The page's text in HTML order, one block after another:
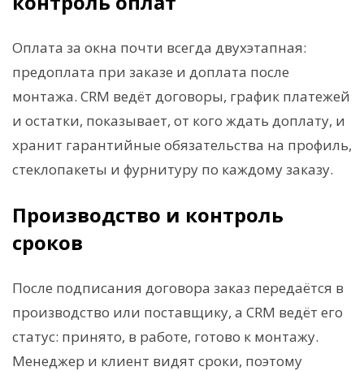
Оплата за окна почти всегда двухэтапная:
предоплата при заказе и доплата после
монтажа. CRM ведёт договоры, график платежей
и остатки, показывает, от кого ждать доплату, и
хранит гарантийные обязательства на профиль,
стеклопакеты и фурнитуру по каждому заказу.
Производство и контроль
сроков
После подписания договора заказ передаётся в
производство или поставщику, а CRM ведёт его
статус: принято, в работе, готово к монтажу.
Менеджер и клиент видят сроки, поэтому